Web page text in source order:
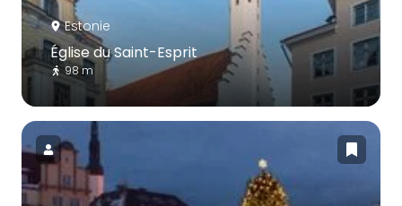
Estonie
Église du Saint-Esprit
98 m